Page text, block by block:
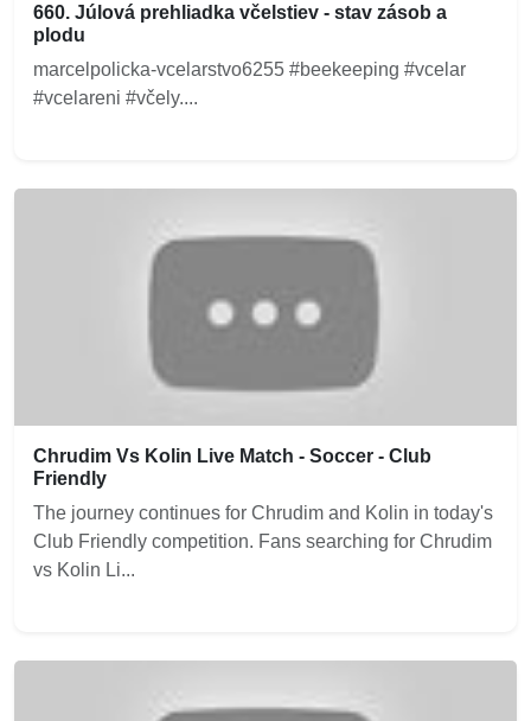
660. Júlová prehliadka včelstiev - stav zásob a
plodu
marcelpolicka-vcelarstvo6255 #beekeeping #vcelar
#vcelareni #včely....
Chrudim Vs Kolin Live Match - Soccer - Club
Friendly
The journey continues for Chrudim and Kolin in today's
Club Friendly competition. Fans searching for Chrudim
vs Kolin Li...